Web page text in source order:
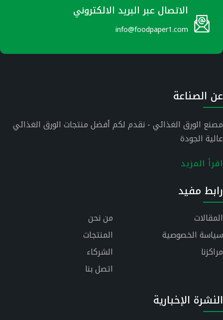
الاتصال عبر البريد الالكتروني
info@foodpaper1.com
عن الصناعة
مصنع الورق الغذائي - نقدم لكم أفضل منتجات الورق الغذائي
عالية الجودة
اقرأ المزيد
رابط مفيد
من نحن
المقالات
المنتجات
سياسة الخصوصية
الشركاء
مراكزنا
اتصل بنا
النشرة الإخبارية